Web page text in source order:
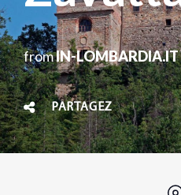
fromIN-LOMBARDIA.IT
PARTAGEZ